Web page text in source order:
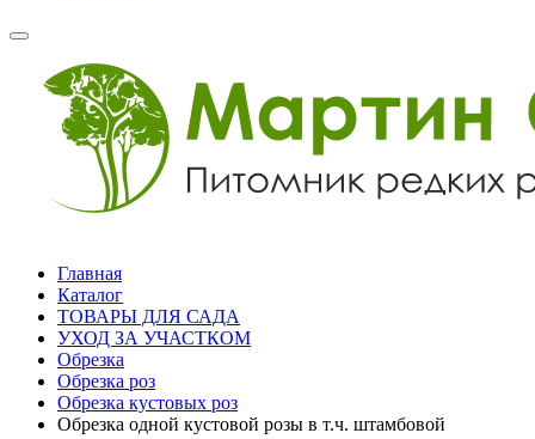
Главная
Каталог
ТОВАРЫ ДЛЯ САДА
УХОД ЗА УЧАСТКОМ
Обрезка
Обрезка роз
Обрезка кустовых роз
Обрезка одной кустовой розы в т.ч. штамбовой